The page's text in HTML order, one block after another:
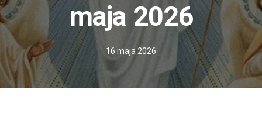
maja 2026
16 maja 2026